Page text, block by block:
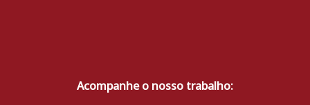
Acompanhe o nosso trabalho: